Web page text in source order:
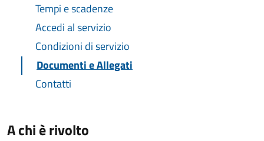
Tempi e scadenze
Accedi al servizio
Condizioni di servizio
Documenti e Allegati
Contatti
A chi è rivolto